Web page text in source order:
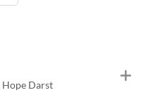
Hope Darst